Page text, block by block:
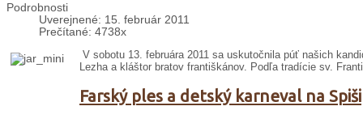
Podrobnosti
Uverejnené: 15. február 2011
Prečítané: 4738x
V sobotu 13. februára 2011 sa uskutočnila púť našich
Lezha a kláštor bratov františkánov. Podľa tradície sv.
Farský ples a detský karneval na Spiši